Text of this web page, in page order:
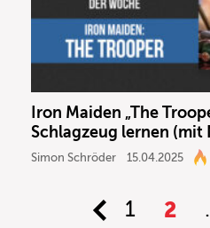
Iron Maiden „The
Schlagzeug lernen (mit
Simon Schröder 15.04.2025
1 2